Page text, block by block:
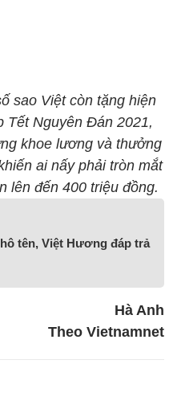
sao Việt còn tặng hiện
Tết Nguyên Đán 2021,
khoe lương và thưởng
ai nấy phải tròn mắt
lên đến 400 triệu đồng.
tên, Việt Hương đáp trả
Hà Anh
Theo Vietnamnet